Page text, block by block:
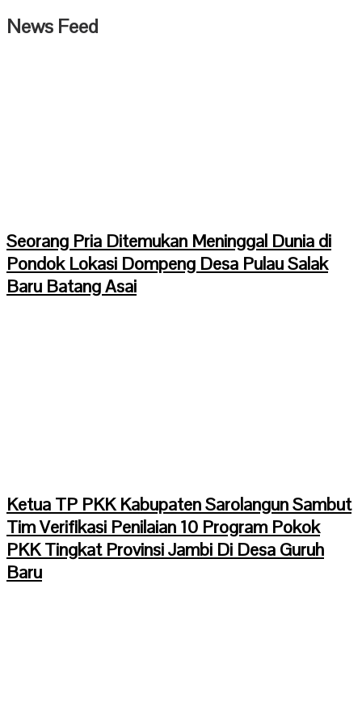
News Feed
Seorang Pria Ditemukan Meninggal Dunia di
Pondok Lokasi Dompeng Desa Pulau Salak
Baru Batang Asai
Ketua TP PKK Kabupaten Sarolangun Sambut
Tim Verifikasi Penilaian 10 Program Pokok
PKK Tingkat Provinsi Jambi Di Desa Guruh
Baru